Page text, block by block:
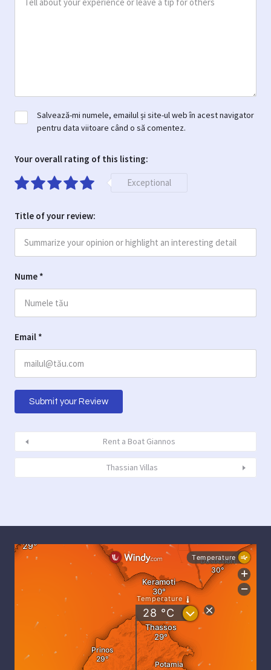
Nume *
Email *
Salvează-mi numele, emailul și site-ul web în acest navigator
pentru data viitoare când o să comentez.
Your overall rating of this listing:
Exceptional
Title of your review:
Rent a Boat Giannos
Thassian Villas